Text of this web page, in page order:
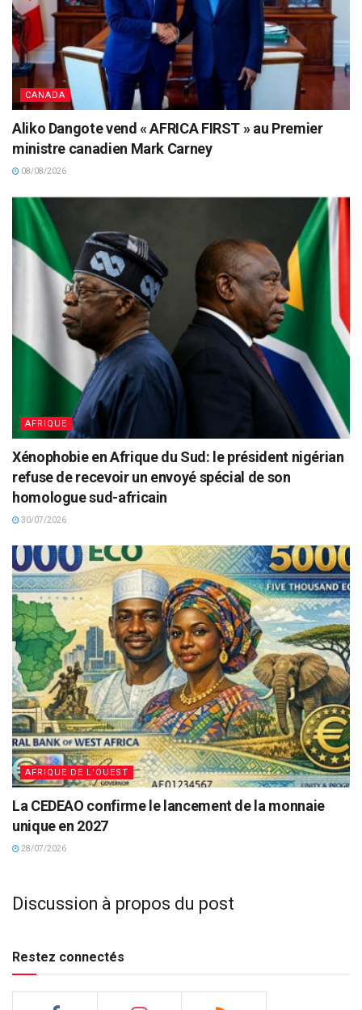
CANADA
Aliko Dangote vend « AFRICA FIRST » au Premier
ministre canadien Mark Carney
08/08/2026
AFRIQUE
Xénophobie en Afrique du Sud: le président nigérian
refuse de recevoir un envoyé spécial de son
homologue sud-africain
30/07/2026
AFRIQUE DE L'OUEST
La CEDEAO confirme le lancement de la monnaie
unique en 2027
28/07/2026
Discussion à propos du post
Restez connectés